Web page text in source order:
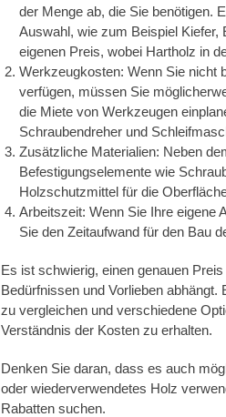
der Menge ab, die Sie benötigen.
Auswahl, wie zum Beispiel Kiefer,
eigenen Preis, wobei Hartholz in
Werkzeugkosten: Wenn Sie nicht
verfügen, müssen Sie
die Miete von Werkzeugen
Schraubendreher und
Zusätzliche Materialien: Neben
Befestigungselemente wie
Holzschutzmittel für die
Arbeitszeit: Wenn Sie Ihre eigene
Sie den Zeitaufwand für den Bau
Es ist schwierig, einen genauen
Bedürfnissen und Vorlieben
zu vergleichen und verschiedene
Verständnis der Kosten zu erhalten.
Denken Sie daran, dass es auch
oder wiederverwendetes Holz
Rabatten suchen.